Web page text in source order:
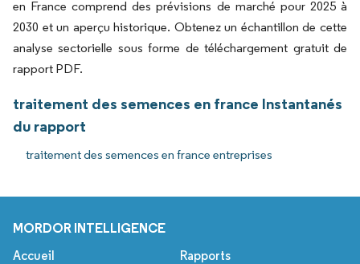
en France comprend des prévisions de marché pour 2025 à
2030 et un aperçu historique. Obtenez un échantillon de cette
analyse sectorielle sous forme de téléchargement gratuit de
rapport PDF.
traitement des semences en france Instantanés
du rapport
traitement des semences en france entreprises
MORDOR INTELLIGENCE
Accueil Rapports